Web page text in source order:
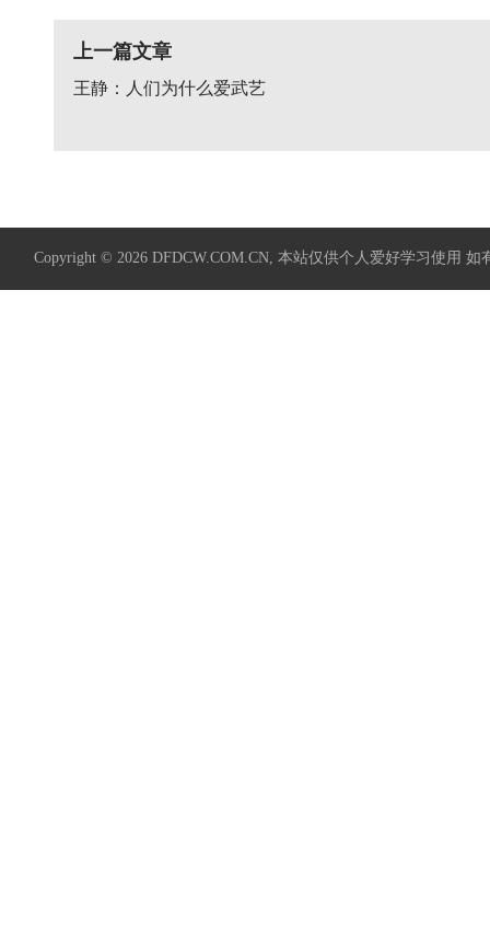
上一篇文章
王静：人们为什么爱武艺
Copyright © 2026 DFDCW.COM.CN, 本站仅供个人爱好学习使用 如